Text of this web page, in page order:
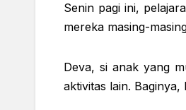
Senin pagi ini,
mereka masing-
Deva, si anak yang
aktivitas lain.